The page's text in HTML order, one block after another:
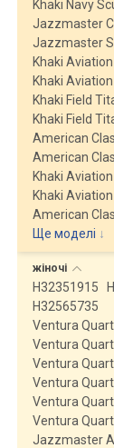
Khaki Navy
Jazzmaster
Jazzmaster
Khaki
Khaki
Khaki Field
Khaki Field
American
American
Khaki
Khaki
American
Ще моделі ↓
жіночі
H32351915
H32565735
Ventura
Ventura
Ventura
Ventura
Ventura
Ventura
Jazzmaster